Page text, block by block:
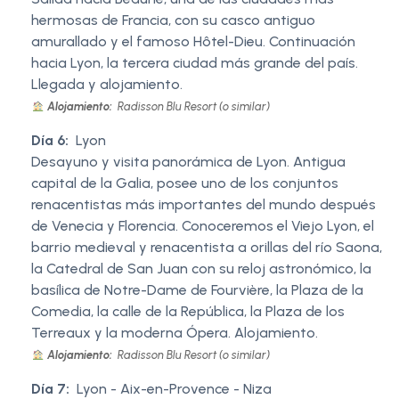
hermosas de Francia, con su casco antiguo
amurallado y el famoso Hôtel-Dieu. Continuación
hacia Lyon, la tercera ciudad más grande del país.
Llegada y alojamiento.
Alojamiento: Radisson Blu Resort (o similar)
Día 6: Lyon
Desayuno y visita panorámica de Lyon. Antigua
capital de la Galia, posee uno de los conjuntos
renacentistas más importantes del mundo después
de Venecia y Florencia. Conoceremos el Viejo Lyon, el
barrio medieval y renacentista a orillas del río Saona,
la Catedral de San Juan con su reloj astronómico, la
basílica de Notre-Dame de Fourvière, la Plaza de la
Comedia, la calle de la República, la Plaza de los
Terreaux y la moderna Ópera. Alojamiento.
Alojamiento: Radisson Blu Resort (o similar)
Día 7: Lyon - Aix-en-Provence - Niza